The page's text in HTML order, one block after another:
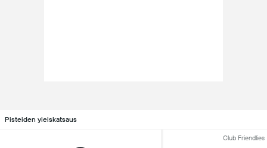
Pisteiden yleiskatsaus
Club Friendlies